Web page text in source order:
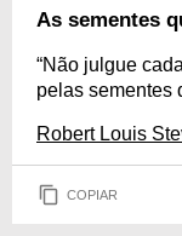
As sementes
“Não julgue
pelas sementes
Robert Louis
COPIAR